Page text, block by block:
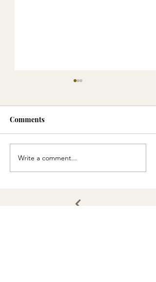
法式帶子
Comments
Write a comment...